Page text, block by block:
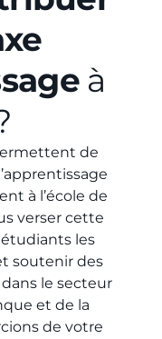
à
de
à l’école de
verser cette
étudiants les
soutenir des
le secteur
et de la
de votre